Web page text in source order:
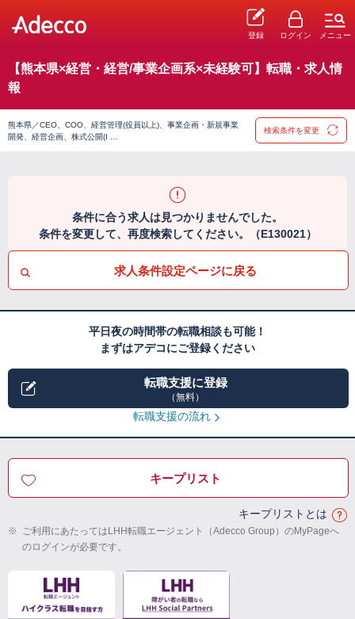
登録 ログイン メニュー
【熊本県×経営・経営/事業企画系×未経験可】転職・求人情
報
熊本県／CEO、COO、経営管理(役員以上)、事業企画・新規事業
開発、経営企画、株式公開(I …
検索条件を変更
条件に合う求人は見つかりませんでした。
条件を変更して、再度検索してください。（E130021）
求人条件設定ページに戻る
平日夜の時間帯の転職相談も可能！
まずはアデコにご登録ください
転職支援に登録
（無料）
転職支援の流れ
キープリスト
キープリストとは
※ ご利用にあたってはLHH転職エージェント（Adecco Group）のMyPageへ
のログインが必要です。